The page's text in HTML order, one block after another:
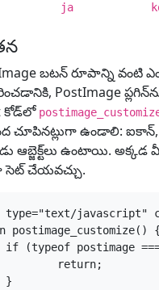
ja
బటన్ రూపాన్ని వంటి
PostImage
కోడ్‌లో
చూపినట్లుగా ఉండాలి: ఐకాన్,
ఆబ్జెక్ట్‌లు ఉంటాయి. అక్కడ
సెట్ చేయవచ్చు.
type="text/javascript"
postimage_customize() {